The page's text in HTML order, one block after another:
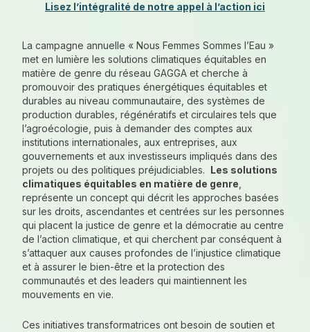
Lisez l’intégralité de notre appel à l’action ici
La campagne annuelle « Nous Femmes Sommes l’Eau »
met en lumière les solutions climatiques équitables en
matière de genre du réseau GAGGA et cherche à
promouvoir des pratiques énergétiques équitables et
durables au niveau communautaire, des systèmes de
production durables, régénératifs et circulaires tels que
l’agroécologie, puis à demander des comptes aux
institutions internationales, aux entreprises, aux
gouvernements et aux investisseurs impliqués dans des
projets ou des politiques préjudiciables. Les solutions
climatiques équitables en matière de genre,
représente un concept qui décrit les approches basées
sur les droits, ascendantes et centrées sur les personnes
qui placent la justice de genre et la démocratie au centre
de l’action climatique, et qui cherchent par conséquent à
s’attaquer aux causes profondes de l’injustice climatique
et à assurer le bien-être et la protection des
communautés et des leaders qui maintiennent les
mouvements en vie.
Ces initiatives transformatrices ont besoin de soutien et